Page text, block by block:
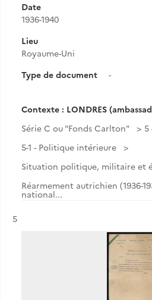
Date
1936-1940
Lieu
Royaume-Uni
Type de document
-
Contexte : LONDRES
Série C ou "Fonds Carlton"
5
5-1 - Politique intérieure
Situation politique, militaire et
Réarmement autrichien (1936-
national...
Résultat n°
5